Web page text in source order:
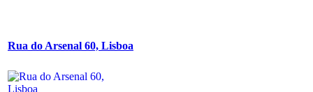
Rua do Arsenal 60, Lisboa